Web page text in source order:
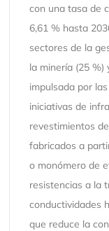
con una tasa de
6,61 % hasta
sectores de la
la minería (25 %)
impulsada por
iniciativas de
revestimientos
fabricados a
o monómero de
resistencias a la
conductividades
que reduce la